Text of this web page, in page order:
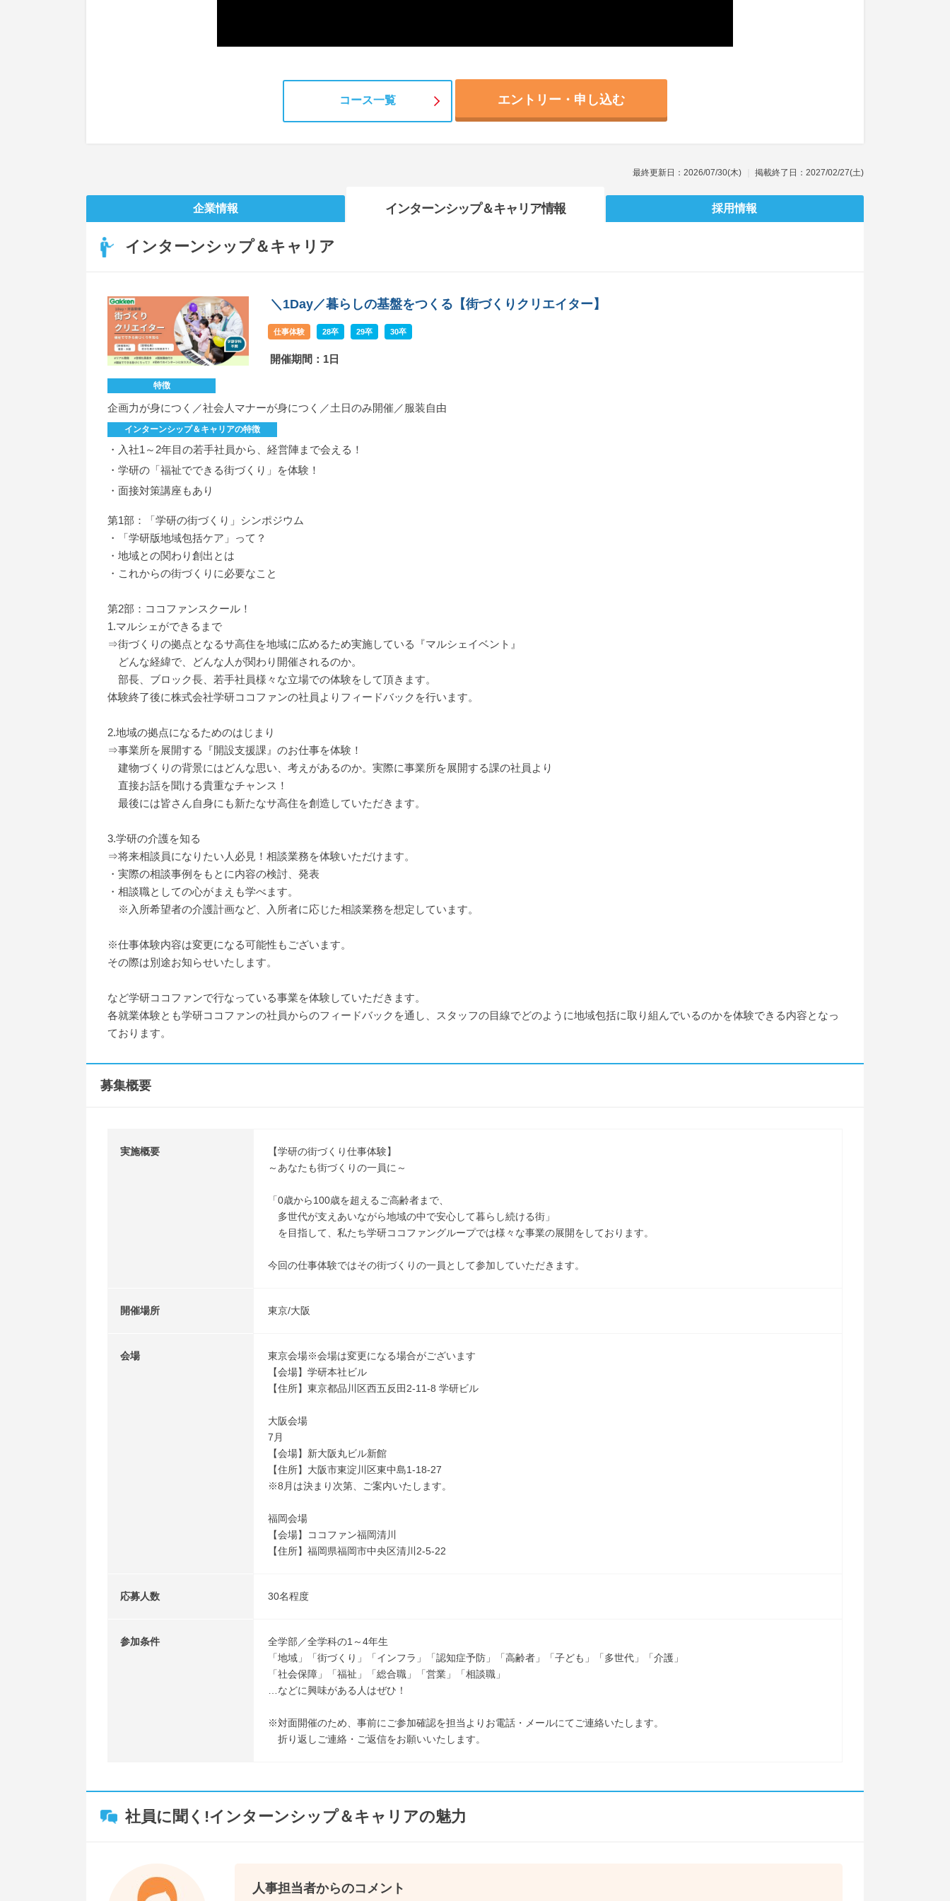
コース一覧 エントリー・申し込む
最終更新日：2026/07/30(木) 掲載終了日：2027/02/27(土)
企業情報 インターンシップ＆キャリア情報 採用情報
インターンシップ＆キャリア
＼1Day／暮らしの基盤をつくる【街づくりクリエイター】
仕事体験 28卒 29卒 30卒
開催期間：1日
特徴
企画力が身につく／社会人マナーが身につく／土日のみ開催／服装自由
インターンシップ＆キャリアの特徴
・入社1～2年目の若手社員から、経営陣まで会える！
・学研の「福祉でできる街づくり」を体験！
・面接対策講座もあり
第1部：「学研の街づくり」シンポジウム
・「学研版地域包括ケア」って？
・地域との関わり創出とは
・これからの街づくりに必要なこと
第2部：ココファンスクール！
1.マルシェができるまで
⇒街づくりの拠点となるサ高住を地域に広めるため実施している『マルシェイベント』
どんな経緯で、どんな人が関わり開催されるのか。
部長、ブロック長、若手社員様々な立場での体験をして頂きます。
体験終了後に株式会社学研ココファンの社員よりフィードバックを行います。
2.地域の拠点になるためのはじまり
⇒事業所を展開する『開設支援課』のお仕事を体験！
建物づくりの背景にはどんな思い、考えがあるのか。実際に事業所を展開する課の社員より
直接お話を聞ける貴重なチャンス！
最後には皆さん自身にも新たなサ高住を創造していただきます。
3.学研の介護を知る
⇒将来相談員になりたい人必見！相談業務を体験いただけます。
・実際の相談事例をもとに内容の検討、発表
・相談職としての心がまえも学べます。
※入所希望者の介護計画など、入所者に応じた相談業務を想定しています。
※仕事体験内容は変更になる可能性もございます。
その際は別途お知らせいたします。
など学研ココファンで行なっている事業を体験していただきます。
各就業体験とも学研ココファンの社員からのフィードバックを通し、スタッフの目線でどのように地域包括に取り組んでいるのかを体験できる内容となっ
ております。
募集概要
実施概要
【学研の街づくり仕事体験】
～あなたも街づくりの一員に～
「0歳から100歳を超えるご高齢者まで、
多世代が支えあいながら地域の中で安心して暮らし続ける街」
を目指して、私たち学研ココファングループでは様々な事業の展開をしております。
今回の仕事体験ではその街づくりの一員として参加していただきます。
開催場所 東京/大阪
会場
東京会場※会場は変更になる場合がございます
【会場】学研本社ビル
【住所】東京都品川区西五反田2-11-8 学研ビル
大阪会場
7月
【会場】新大阪丸ビル新館
【住所】大阪市東淀川区東中島1-18-27
※8月は決まり次第、ご案内いたします。
福岡会場
【会場】ココファン福岡清川
【住所】福岡県福岡市中央区清川2-5-22
応募人数 30名程度
参加条件
全学部／全学科の1～4年生
「地域」「街づくり」「インフラ」「認知症予防」「高齢者」「子ども」「多世代」「介護」
「社会保障」「福祉」「総合職」「営業」「相談職」
…などに興味がある人はぜひ！
※対面開催のため、事前にご参加確認を担当よりお電話・メールにてご連絡いたします。
折り返しご連絡・ご返信をお願いいたします。
社員に聞く!インターンシップ＆キャリアの魅力
人事担当者からのコメント